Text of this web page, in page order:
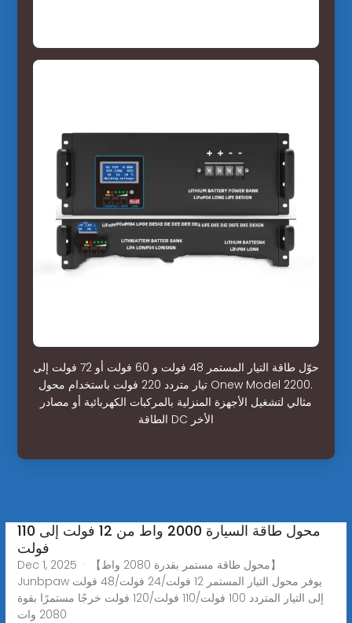
حوّل طاقة التيار المستمر 48 فولت و 60 فولت أو 72 فولت إلى
تيار متردد 220 فولت باستخدام محول Onew Model 2200.
مثالي لتشغيل الأجهزة المنزلية بالمركبات الكهربائية أو مصادر
الطاقة DC الأخر
محول طاقة السيارة 2000 واط من 12 فولت إلى 110
فولت
Dec 1, 2025 · 【محول طاقة مستمر بقدرة 2080 واط】
Junbpaw يوفر محول التيار المستمر 12 فولت/24 فولت/48 فولت
إلى التيار المتردد 100 فولت/110 فولت/120 فولت خرجًا مستمرًا بقوة
2080 وات